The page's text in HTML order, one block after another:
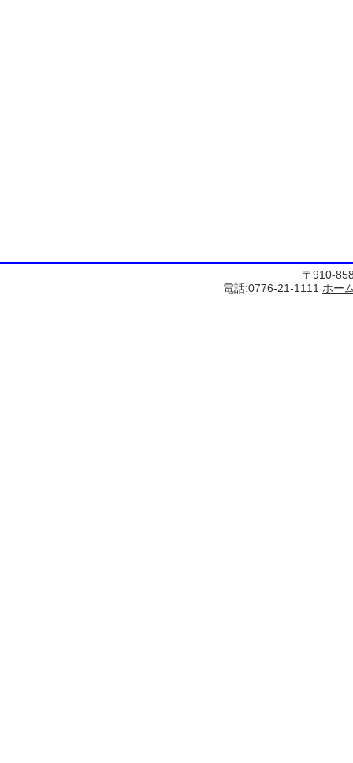
〒910-
電話:0776-21-1111 ホー